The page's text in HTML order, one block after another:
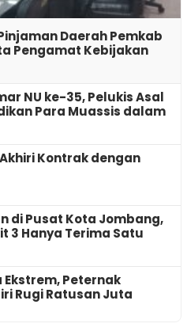
Daerah Pemkab
Pengamat Kebijakan
NU ke-35, Pelukis Asal
Para Muassis dalam
Kontrak dengan
di Pusat Kota Jombang,
3 Hanya Terima Satu
Peternak
Rugi Ratusan Juta